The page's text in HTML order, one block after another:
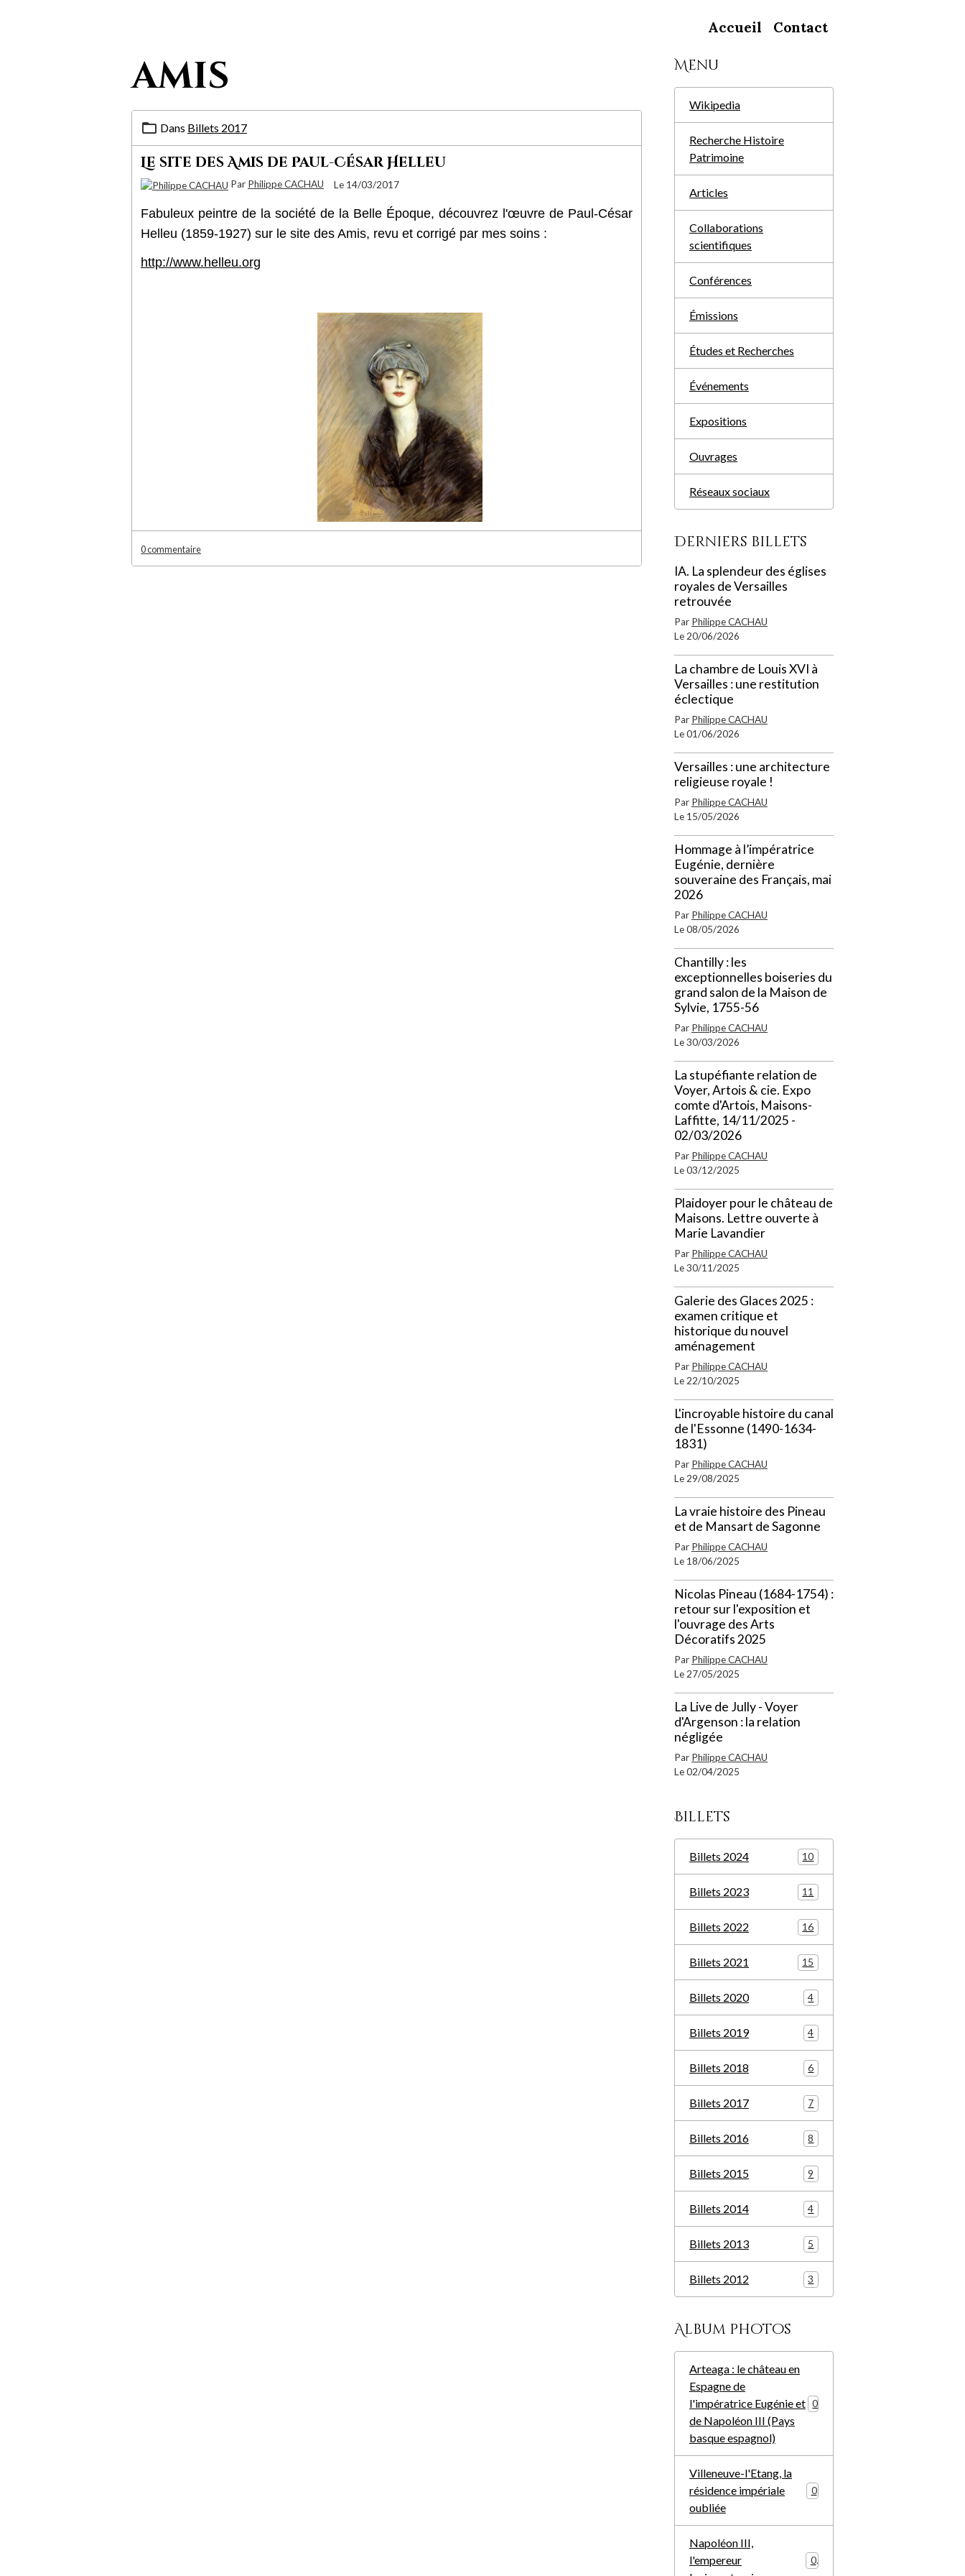
Accueil Contact
amis
Dans Billets 2017
Le site des Amis de Paul-César Helleu
Par Philippe CACHAU Le 14/03/2017
Fabuleux peintre de la société de la Belle Époque, découvrez l'œuvre de Paul-César
Helleu (1859-1927) sur le site des Amis, revu et corrigé par mes soins :
http://www.helleu.org
0 commentaire
Menu
Wikipedia
Recherche Histoire
Patrimoine
Articles
Collaborations
scientifiques
Conférences
Émissions
Études et Recherches
Événements
Expositions
Ouvrages
Réseaux sociaux
Derniers billets
IA. La splendeur des églises
royales de Versailles
retrouvée
Par Philippe CACHAU
Le 20/06/2026
La chambre de Louis XVI à
Versailles : une restitution
éclectique
Par Philippe CACHAU
Le 01/06/2026
Versailles : une architecture
religieuse royale !
Par Philippe CACHAU
Le 15/05/2026
Hommage à l’impératrice
Eugénie, dernière
souveraine des Français, mai
2026
Par Philippe CACHAU
Le 08/05/2026
Chantilly : les
exceptionnelles boiseries du
grand salon de la Maison de
Sylvie, 1755-56
Par Philippe CACHAU
Le 30/03/2026
La stupéfiante relation de
Voyer, Artois & cie. Expo
comte d'Artois, Maisons-
Laffitte, 14/11/2025 -
02/03/2026
Par Philippe CACHAU
Le 03/12/2025
Plaidoyer pour le château de
Maisons. Lettre ouverte à
Marie Lavandier
Par Philippe CACHAU
Le 30/11/2025
Galerie des Glaces 2025 :
examen critique et
historique du nouvel
aménagement
Par Philippe CACHAU
Le 22/10/2025
L'incroyable histoire du canal
de l'Essonne (1490-1634-
1831)
Par Philippe CACHAU
Le 29/08/2025
La vraie histoire des Pineau
et de Mansart de Sagonne
Par Philippe CACHAU
Le 18/06/2025
Nicolas Pineau (1684-1754) :
retour sur l'exposition et
l'ouvrage des Arts
Décoratifs 2025
Par Philippe CACHAU
Le 27/05/2025
La Live de Jully - Voyer
d'Argenson : la relation
négligée
Par Philippe CACHAU
Le 02/04/2025
Billets
Billets 2024 10
Billets 2023 11
Billets 2022 16
Billets 2021 15
Billets 2020 4
Billets 2019 4
Billets 2018 6
Billets 2017 7
Billets 2016 8
Billets 2015 9
Billets 2014 4
Billets 2013 5
Billets 2012 3
Album photos
Arteaga : le château en
Espagne de
l'impératrice Eugénie et
de Napoléon III (Pays
basque espagnol)
Villeneuve-l'Etang, la
résidence impériale
oubliée
0
Napoléon III,
l'empereur
0